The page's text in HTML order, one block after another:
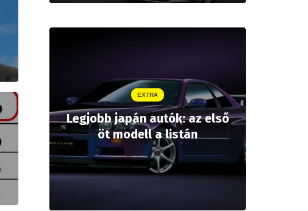
EXTRA
Legjobb japán autók: az első
öt modell a listán